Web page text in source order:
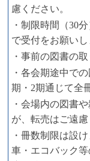
慮ください。
・制限時間（30
で受付をお願いし
・事前の図書の
・各会期途中で
期・2期通じて全
・会場内の図書
が、転売はご遠慮
・冊数制限は設
車・エコバック